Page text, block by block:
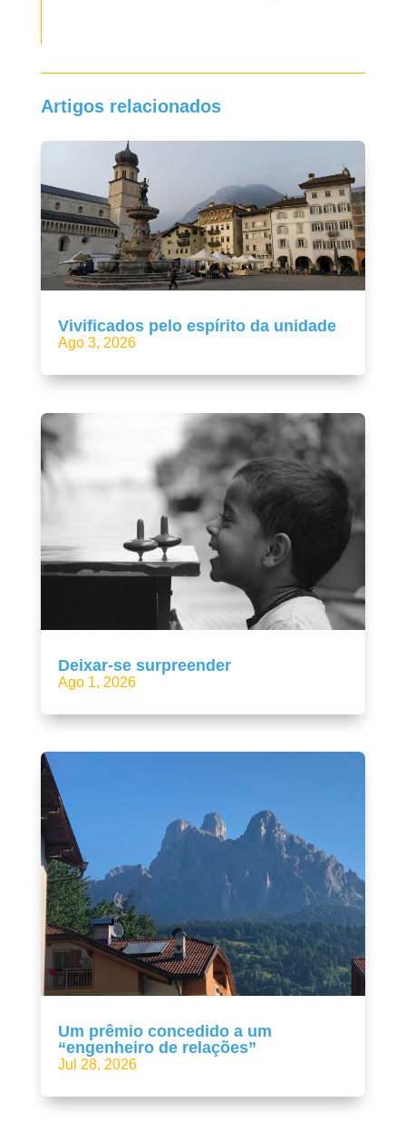
Artigos relacionados
Vivificados pelo espírito da unidade
Ago 3, 2026
Deixar-se surpreender
Ago 1, 2026
Um prêmio concedido a um
“engenheiro de relações”
Jul 28, 2026